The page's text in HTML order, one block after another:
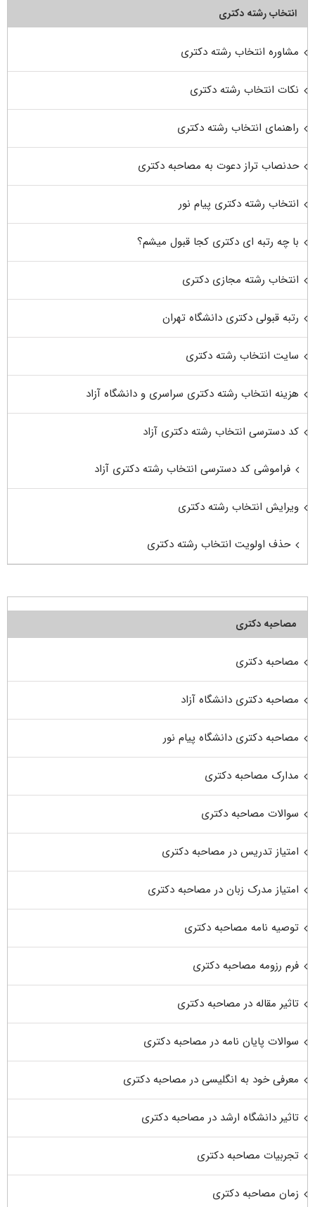
انتخاب رشته دکتری
مشاوره انتخاب رشته دکتری
نکات انتخاب رشته دکتری
راهنمای انتخاب رشته دکتری
حدنصاب تراز دعوت به مصاحبه دکتری
انتخاب رشته دکتری پیام نور
با چه رتبه ای دکتری کجا قبول میشم؟
انتخاب رشته مجازی دکتری
رتبه قبولی دکتری دانشگاه تهران
سایت انتخاب رشته دکتری
هزینه انتخاب رشته دکتری سراسری و دانشگاه آزاد
کد دسترسی انتخاب رشته دکتری آزاد
فراموشی کد دسترسی انتخاب رشته دکتری آزاد
ویرایش انتخاب رشته دکتری
حذف اولویت انتخاب رشته دکتری
مصاحبه دکتری
مصاحبه دکتری
مصاحبه دکتری دانشگاه آزاد
مصاحبه دکتری دانشگاه پیام نور
مدارک مصاحبه دکتری
سوالات مصاحبه دکتری
امتیاز تدریس در مصاحبه دکتری
امتیاز مدرک زبان در مصاحبه دکتری
توصیه نامه مصاحبه دکتری
فرم رزومه مصاحبه دکتری
تاثیر مقاله در مصاحبه دکتری
سوالات پایان نامه در مصاحبه دکتری
معرفی خود به انگلیسی در مصاحبه دکتری
تاثیر دانشگاه ارشد در مصاحبه دکتری
تجربیات مصاحبه دکتری
زمان مصاحبه دکتری